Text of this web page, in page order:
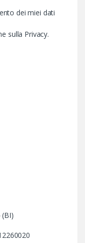
dei miei dati
sulla Privacy.
(BI)